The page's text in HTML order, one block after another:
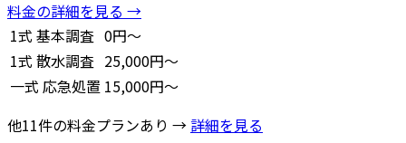
料金の詳細を見る →
1式 基本調査 0円～
1式 散水調査 25,000円～
一式 応急処置 15,000円～
他11件の料金プランあり → 詳細を見る